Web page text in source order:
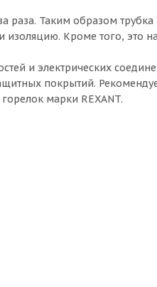
раза. Таким образом трубка
изоляцию. Кроме того, это
и электрических
покрытий.
марки REXANT.